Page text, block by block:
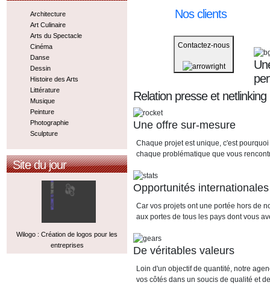
Architecture
Art Culinaire
Arts du Spectacle
Cinéma
Danse
Dessin
Histoire des Arts
Littérature
Musique
Peinture
Photographie
Sculpture
Site du jour
Wilogo : Création de logos pour les
entreprises
Nos clients
Contactez-nous
Relation presse et netlinking
Une offre sur-mesure
Chaque projet est unique, c'est
chaque problématique que vous
Opportunités internationales
Car vos projets ont une portée hors de
aux portes de tous les pays dont vous
De véritables valeurs
Loin d'un objectif de quantité, notre
vos côtés dans un soucis de qualité et